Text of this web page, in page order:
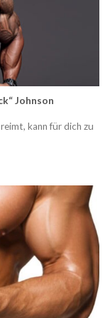
Johnson
kann für dich zu